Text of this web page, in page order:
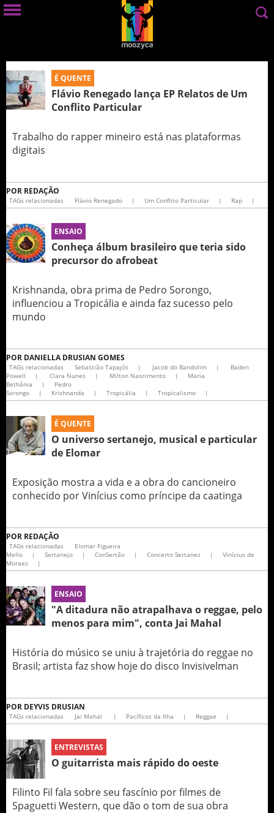
É QUENTE
Flávio Renegado lança EP Relatos de Um
Conflito Particular
Trabalho do rapper mineiro está nas plataformas
digitais
POR REDAÇÃO
TAGs relacionadas Flávio Renegado | Um Conflito Particular | Rap |
ENSAIO
Conheça álbum brasileiro que teria sido
precursor do afrobeat
Krishnanda, obra prima de Pedro Sorongo,
influenciou a Tropicália e ainda faz sucesso pelo
mundo
POR DANIELLA DRUSIAN GOMES
TAGs relacionadas Sebastião Tapajós | Jacob do Bandolim |
Baden
Powell
| Clara Nunes | Milton Nascimento |
Maria
Bethânia
|
Pedro
Sorongo
| Krishnanda | Tropicália | Tropicalismo |
É QUENTE
O universo sertanejo, musical e particular
de Elomar
Exposição mostra a vida e a obra do cancioneiro
conhecido por Vinícius como príncipe da caatinga
POR REDAÇÃO
TAGs relacionadas
Elomar Figueira
Mello
| Sertanejo | ConSertão | Concerto Sertanez |
Vinícius de
Moraes
|
ENSAIO
"A ditadura não atrapalhava o reggae, pelo
menos para mim", conta Jai Mahal
História do músico se uniu à trajetória do reggae no
Brasil; artista faz show hoje do disco Invisivelman
POR DEYVIS DRUSIAN
TAGs relacionadas Jai Mahal | Pacíficos da Ilha | Reggae |
ENTREVISTAS
O guitarrista mais rápido do oeste
Filinto Fil fala sobre seu fascínio por filmes de
Spaguetti Western, que dão o tom de sua obra